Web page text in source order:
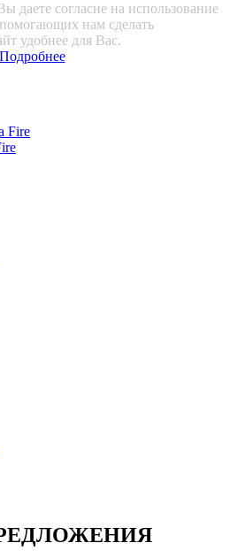
даете согласие на использование
нам сделать
удобнее для Вас.
Подробнее